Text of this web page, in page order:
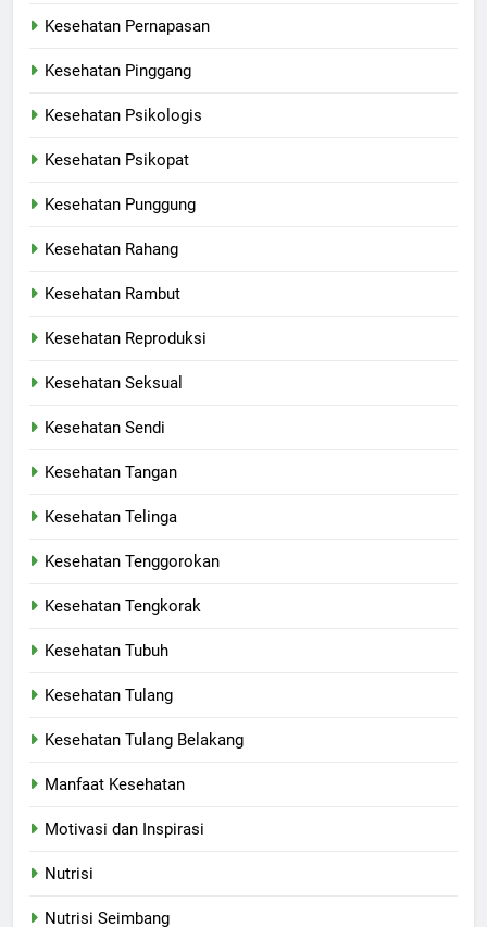
Kesehatan Pernapasan
Kesehatan Pinggang
Kesehatan Psikologis
Kesehatan Psikopat
Kesehatan Punggung
Kesehatan Rahang
Kesehatan Rambut
Kesehatan Reproduksi
Kesehatan Seksual
Kesehatan Sendi
Kesehatan Tangan
Kesehatan Telinga
Kesehatan Tenggorokan
Kesehatan Tengkorak
Kesehatan Tubuh
Kesehatan Tulang
Kesehatan Tulang Belakang
Manfaat Kesehatan
Motivasi dan Inspirasi
Nutrisi
Nutrisi Seimbang